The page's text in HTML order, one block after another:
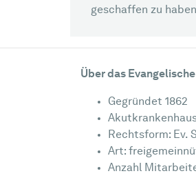
geschaffen zu
Über das
Gegründet 1862
Rechtsform: Ev.
Art:
Anzahl